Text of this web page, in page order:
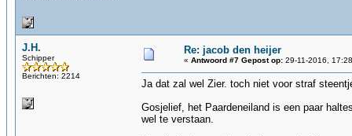
J.H.
Schipper
Berichten: 2214
Re: jacob den heijer
« Antwoord #7 Gepost op: 29-11-2016,
Ja dat zal wel Zier. toch niet voor straf
Gosjelief, het Paardeneiland is een paar
wel te verstaan.